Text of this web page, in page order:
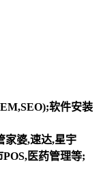
软件安装
家婆,速达,星宇
医药管理等;